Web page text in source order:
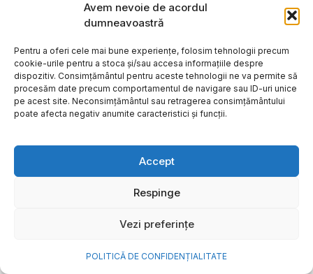
Avem nevoie de acordul
dumneavoastră
Pentru a oferi cele mai bune experiențe, folosim tehnologii precum
cookie-urile pentru a stoca și/sau accesa informațiile despre
dispozitiv. Consimțământul pentru aceste tehnologii ne va permite să
procesăm date precum comportamentul de navigare sau ID-uri unice
pe acest site. Neconsimțământul sau retragerea consimțământului
poate afecta negativ anumite caracteristici și funcții.
Accept
Respinge
Vezi preferințe
POLITICĂ DE CONFIDENȚIALITATE
Cum transformi cele mai
frumoase amintiri ale verii într-
o bijuterie Pandora pe care o
se întâmplă cele mai importante lucruri. Plecăm în